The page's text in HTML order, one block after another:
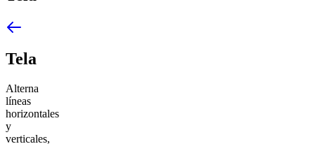
Tela
Alterna
líneas
horizontales
y
verticales,